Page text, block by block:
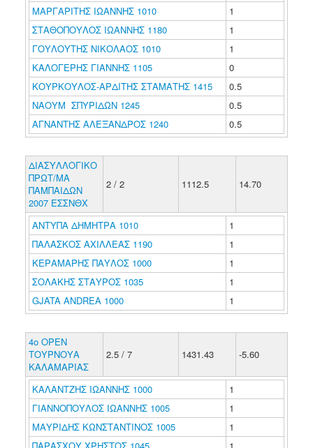
ΜΑΡΓΑΡΙΤΗΣ ΙΩΑΝΝΗΣ 1010
1
ΣΤΑΘΟΠΟΥΛΟΣ ΙΩΑΝΝΗΣ 1180
1
ΓΟΥΛΟΥΤΗΣ ΝΙΚΟΛΑΟΣ 1010
1
ΚΑΛΟΓΕΡΗΣ ΓΙΑΝΝΗΣ 1105
0
ΚΟΥΡΚΟΥΛΟΣ-ΑΡΔΙΤΗΣ ΣΤΑΜΑΤΗΣ 1415
0.5
ΝΑΟΥΜ ΣΠΥΡΙΔΩΝ 1245
0.5
ΑΓΝΑΝΤΗΣ ΑΛΕΞΑΝΔΡΟΣ 1240
0.5
ΔΙΑΣΥΛΛΟΓΙΚΟ
ΠΡΩΤ/ΜΑ
ΠΑΜΠΑΙΔΩΝ
2007 ΕΣΣΝΘΧ
2 / 2 1112.5 14.70
ΑΝΤΥΠΑ ΔΗΜΗΤΡΑ 1010
1
ΠΑΛΑΣΚΟΣ ΑΧΙΛΛΕΑΣ 1190
1
ΚΕΡΑΜΑΡΗΣ ΠΑΥΛΟΣ 1000
1
ΣΟΛΑΚΗΣ ΣΤΑΥΡΟΣ 1035
1
GJATA ANDREA 1000
1
4ο ΟΡΕΝ
ΤΟΥΡΝΟΥΑ
ΚΑΛΑΜΑΡΙΑΣ
2.5 / 7 1431.43 -5.60
ΚΑΛΑΝΤΖΗΣ ΙΩΑΝΝΗΣ 1000
1
ΓΙΑΝΝΟΠΟΥΛΟΣ ΙΩΑΝΝΗΣ 1005
1
ΜΑΥΡΙΔΗΣ ΚΩΝΣΤΑΝΤΙΝΟΣ 1005
1